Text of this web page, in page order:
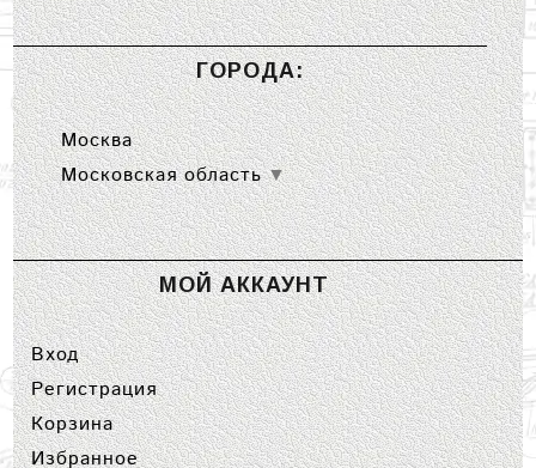
ГОРОДА:
Москва
Московская область ▼
МОЙ АККАУНТ
Вход
Регистрация
Корзина
Избранное